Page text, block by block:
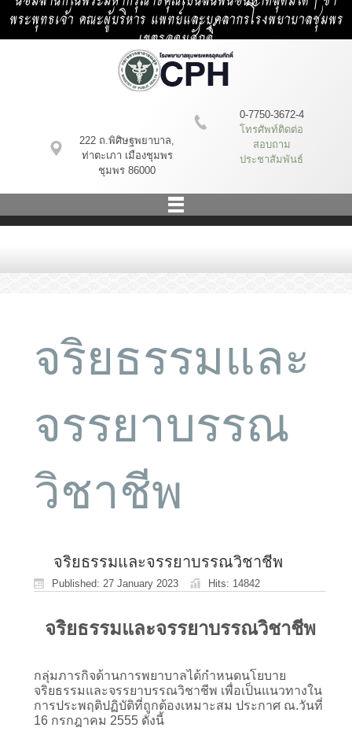
พระพุทธเจ้า คณะผู้บริหาร แพทย์และบุคลากรโรงพยาบาลชุมพร
เขตรอุดมศักดิ์
222 ถ.พิศิษฐพยาบาล,
ท่าตะเภา เมืองชุมพร
ชุมพร 86000
0-7750-3672-4
โทรศัพท์ติดต่อ
สอบถาม
ประชาสัมพันธ์
จริยธรรมและ
จรรยาบรรณ
วิชาชีพ
จริยธรรมและจรรยาบรรณวิชาชีพ
Published: 27 January 2023 Hits: 14842
จริยธรรมและจรรยาบรรณวิชาชีพ
กลุ่มภารกิจด้านการพยาบาลได้กำหนดนโยบาย
จริยธรรมและจรรยาบรรณวิชาชีพ เพื่อเป็นแนวทางใน
การประพฤติปฏิบัติที่ถูกต้องเหมาะสม ประกาศ ณ.วันที่
16 กรกฎาคม 2555 ดังนี้